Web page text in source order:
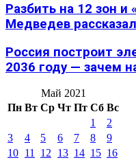
Разбить на 12 зон и
Медведев
Россия построит
2036 году — зачем
Май 2021
Пн Вт Ср Чт Пт Сб Вс
1
2
3
4 5 6 7 8
9
10 11 12 13 14 15 16